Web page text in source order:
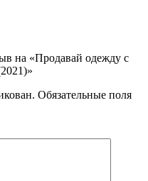
на «Продавай одежду с
Обязательные поля